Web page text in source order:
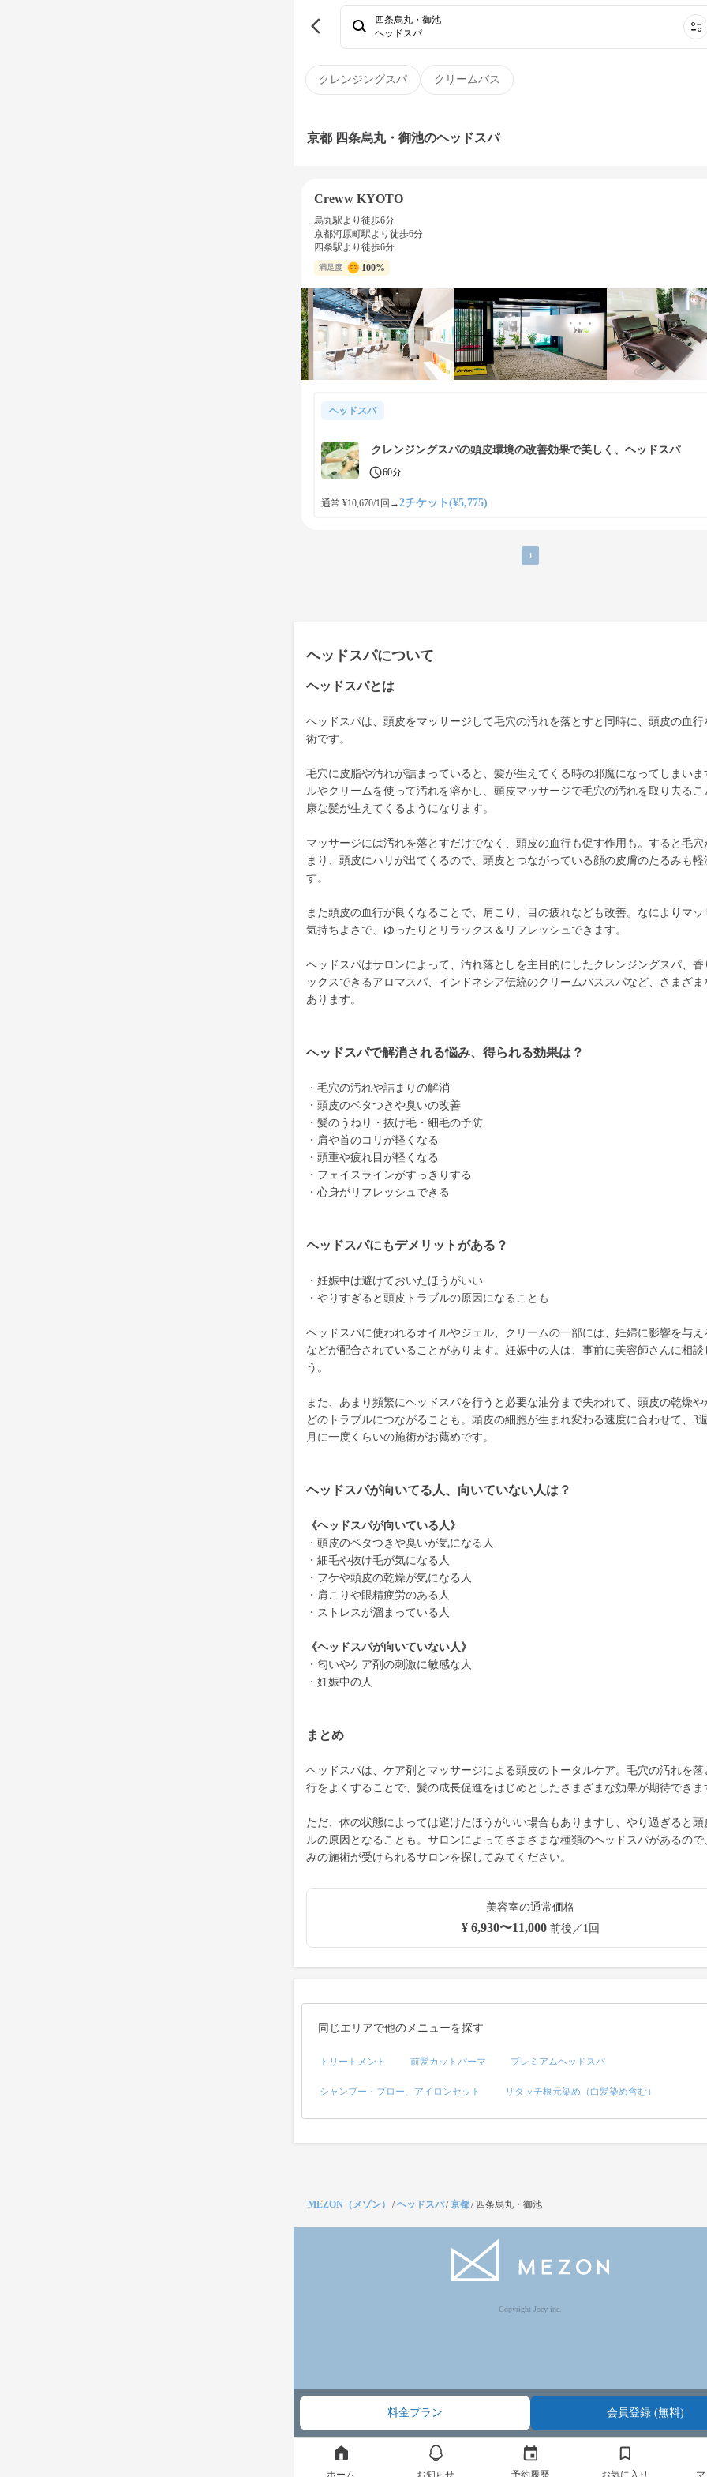
クレンジングスパ クリームバス
四条烏丸・御池
ヘッドスパ
京都 四条烏丸・御池のヘッドスパ
Creww KYOTO
烏丸駅より徒歩6分
京都河原町駅より徒歩6分
四条駅より徒歩6分
満足度 100%
ヘッドスパ
クレンジングスパの頭皮環境の改善効果で美しく、ヘッドスパ
60分
通常 ¥10,670/1回 →2チケット(¥5,775)
1
ヘッドスパについて
ヘッドスパとは
ヘッドスパは、頭皮をマッサージして毛穴の汚れを落とすと同時に、頭皮の血行
術です。
毛穴に皮脂や汚れが詰まっていると、髪が生えてくる時の邪魔になってしまいま
ルやクリームを使って汚れを溶かし、頭皮マッサージで毛穴の汚れを取り去るこ
康な髪が生えてくるようになります。
マッサージには汚れを落とすだけでなく、頭皮の血行も促す作用も。すると毛穴
まり、頭皮にハリが出てくるので、頭皮とつながっている顔の皮膚のたるみも軽
す。
また頭皮の血行が良くなることで、肩こり、目の疲れなども改善。なによりマッ
気持ちよさで、ゆったりとリラックス＆リフレッシュできます。
ヘッドスパはサロンによって、汚れ落としを主目的にしたクレンジングスパ、香
ックスできるアロマスパ、インドネシア伝統のクリームバススパなど、さまざま
あります。
ヘッドスパで解消される悩み、得られる効果は？
・毛穴の汚れや詰まりの解消
・頭皮のベタつきや臭いの改善
・髪のうねり・抜け毛・細毛の予防
・肩や首のコリが軽くなる
・頭重や疲れ目が軽くなる
・フェイスラインがすっきりする
・心身がリフレッシュできる
ヘッドスパにもデメリットがある？
・妊娠中は避けておいたほうがいい
・やりすぎると頭皮トラブルの原因になることも
ヘッドスパに使われるオイルやジェル、クリームの一部には、妊婦に影響を与え
などが配合されていることがあります。妊娠中の人は、事前に美容師さんに相談
う。
また、あまり頻繁にヘッドスパを行うと必要な油分まで失われて、頭皮の乾燥や
どのトラブルにつながることも。頭皮の細胞が生まれ変わる速度に合わせて、3
月に一度くらいの施術がお薦めです。
ヘッドスパが向いてる人、向いていない人は？
《ヘッドスパが向いている人》
・頭皮のベタつきや臭いが気になる人
・細毛や抜け毛が気になる人
・フケや頭皮の乾燥が気になる人
・肩こりや眼精疲労のある人
・ストレスが溜まっている人
《ヘッドスパが向いていない人》
・匂いやケア剤の刺激に敏感な人
・妊娠中の人
まとめ
ヘッドスパは、ケア剤とマッサージによる頭皮のトータルケア。毛穴の汚れを落
行をよくすることで、髪の成長促進をはじめとしたさまざまな効果が期待できま
ただ、体の状態によっては避けたほうがいい場合もありますし、やり過ぎると頭
ルの原因となることも。サロンによってさまざまな種類のヘッドスパがあるので
みの施術が受けられるサロンを探してみてください。
美容室の通常価格
¥ 6,930〜11,000前後／1回
同じエリアで他のメニューを探す
トリートメント 前髪カットパーマ プレミアムヘッドスパ
シャンプー・ブロー、アイロンセット リタッチ根元染め（白髪染め含む）
料金プラン 会員登録 (無料)
MEZON（メゾン） /ヘッドスパ/京都/ 四条烏丸・御池
Copyright Jocy inc.
ホーム お知らせ 予約履歴 お気に入り